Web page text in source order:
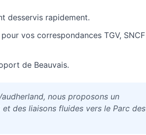
desservis rapidement.
vos correspondances TGV, SNCF
de Beauvais.
nous proposons un
des liaisons fluides vers le Parc des